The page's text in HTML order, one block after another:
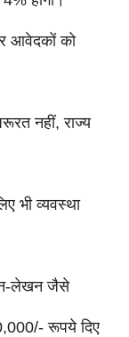
आवेदकों को
नहीं, राज्य
भी व्यवस्था
लेखन जैसे
रूपये दिए